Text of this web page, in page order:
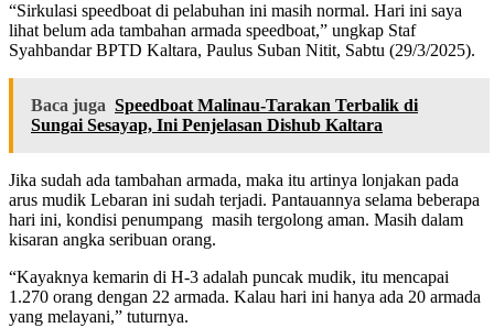
“Sirkulasi speedboat di pelabuhan ini masih normal. Hari ini saya
lihat belum ada tambahan armada speedboat,” ungkap Staf
Syahbandar BPTD Kaltara, Paulus Suban Nitit, Sabtu (29/3/2025).
Baca juga Speedboat Malinau-Tarakan Terbalik di
Sungai Sesayap, Ini Penjelasan Dishub Kaltara
Jika sudah ada tambahan armada, maka itu artinya lonjakan pada
arus mudik Lebaran ini sudah terjadi. Pantauannya selama beberapa
hari ini, kondisi penumpang masih tergolong aman. Masih dalam
kisaran angka seribuan orang.
“Kayaknya kemarin di H-3 adalah puncak mudik, itu mencapai
1.270 orang dengan 22 armada. Kalau hari ini hanya ada 20 armada
yang melayani,” tuturnya.